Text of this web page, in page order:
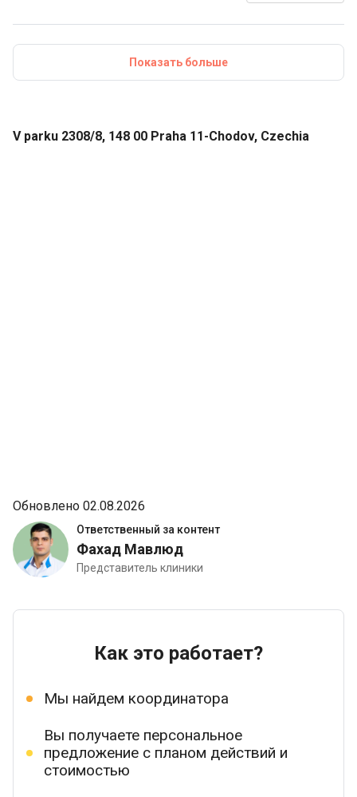
Показать больше
V parku 2308/8, 148 00 Praha 11-Chodov, Czechia
Ответственный за контент
Фахад Мавлюд
Представитель клиники
Обновлено 02.08.2026
Как это работает?
Мы найдем координатора
Вы получаете персональное
предложение с планом действий и
стоимостью